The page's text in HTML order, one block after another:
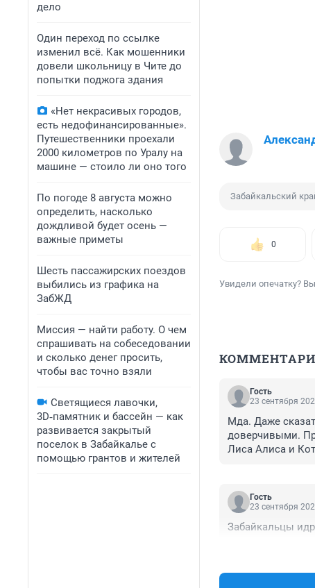
дело
Один переход по ссылке
изменил всё. Как мошенники
довели школьницу в Чите до
попытки поджога здания
«Нет некрасивых городов,
есть недофинансированные».
Путешественники проехали
2000 километров по Уралу на
машине — стоило ли оно того
По погоде 8 августа можно
определить, насколько
дождливой будет осень —
важные приметы
Шесть пассажирских поездов
выбились из графика на
ЗабЖД
Миссия — найти работу. О чем
спрашивать на собеседовании
и сколько денег просить,
чтобы вас точно взяли
Светящиеся лавочки,
3D‑памятник и бассейн — как
развивается закрытый
поселок в Забайкалье с
помощью грантов и жителей
Забайкальский
0
Увидели опечатку?
Гость
23 сентября
Мда. Даже
доверчивыми.
Лиса Алиса и
Гость
23 сентября
Забайкальцы